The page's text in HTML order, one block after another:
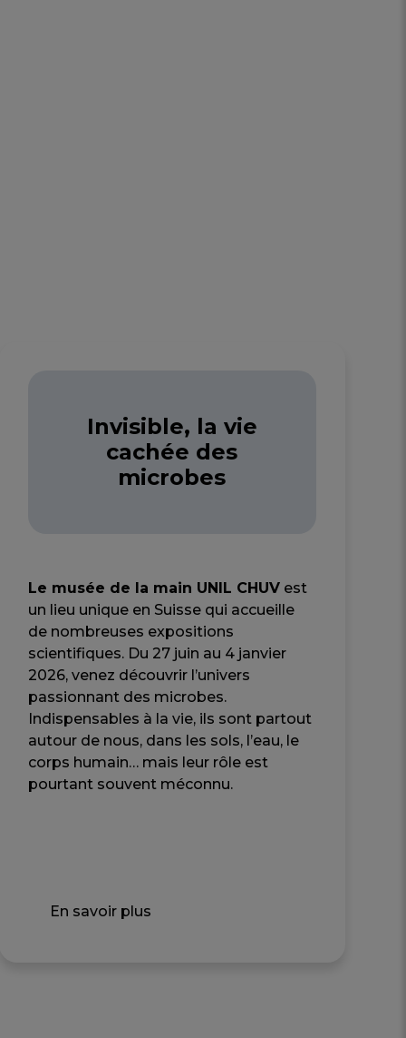
Invisible, la vie
cachée des
microbes
Le musée de la main UNIL CHUVest
un lieu unique en Suisse qui accueille
de nombreuses expositions
scientifiques. Du 27 juin au 4 janvier
2026, venez découvrir l’univers
passionnant des microbes.
Indispensables à la vie, ils sont partout
autour de nous, dans les sols, l’eau, le
corps humain… mais leur rôle est
pourtant souvent méconnu.
En savoir plus